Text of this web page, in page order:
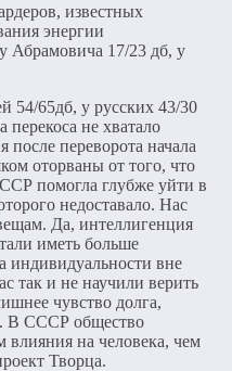
известных
энергии
Абрамовича 17/23 дб, у
54/65дб, у русских 43/30
перекоса не хватало
после переворота начала
оторваны от того, что
помогла глубже уйти в
недоставало. Нас
Да, интеллигенция
иметь больше
индивидуальности вне
так и не научили верить
чувство долга,
В СССР общество
влияния на человека, чем
Творца.